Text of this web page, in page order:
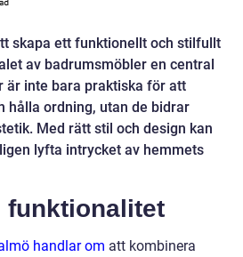
skapa ett funktionellt och stilfullt
av badrumsmöbler en central
är inte bara praktiska för att
hålla ordning, utan de bidrar
Med rätt stil och design kan
lyfta intrycket av hemmets
funktionalitet
handlar om att kombinera